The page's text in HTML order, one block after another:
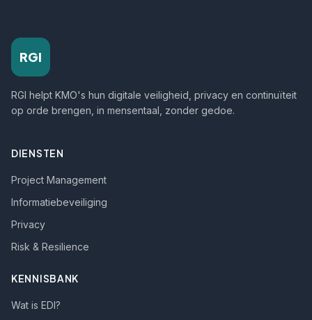
RGI
RGI helpt KMO's hun digitale veiligheid, privacy en continuïteit
op orde brengen, in mensentaal, zonder gedoe.
DIENSTEN
Project Management
Informatiebeveiliging
Privacy
Risk & Resilience
KENNISBANK
Wat is EDI?